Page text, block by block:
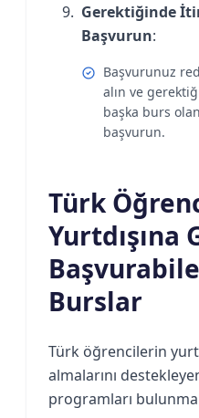
Gerektiğinde
Başvurun:
Başvurunuz
alın ve
başka burs
başvurun.
Türk
Yurtdışına
Burslar
Türk öğrencilerin
almalarını
programları